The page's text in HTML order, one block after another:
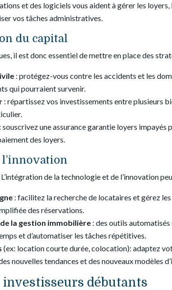
et des logiciels vous aident à gérer les
vos tâches administratives.
du capital
il est donc essentiel de mettre en place des
: protégez-vous contre les accidents et les
qui pourraient survenir.
: répartissez vos investissements entre plusieurs
: souscrivez une assurance garantie loyers
des loyers.
de la technologie et de l’innovation
: facilitez la recherche de locataires et gérez
des réservations.
la gestion immobilière : des outils
et d’automatiser les tâches répétitives.
(ex: location courte durée, colocation): adaptez
nouvelles tendances et des nouveaux modèles
débutants